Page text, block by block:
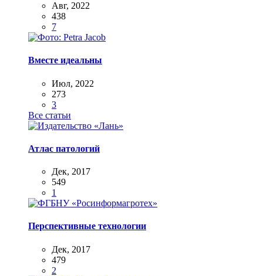
Авг, 2022
438
7
Вместе идеальны
Июл, 2022
273
3
Все статьи
Атлас патологий
Дек, 2017
549
1
Перспективные технологии
Дек, 2017
479
2